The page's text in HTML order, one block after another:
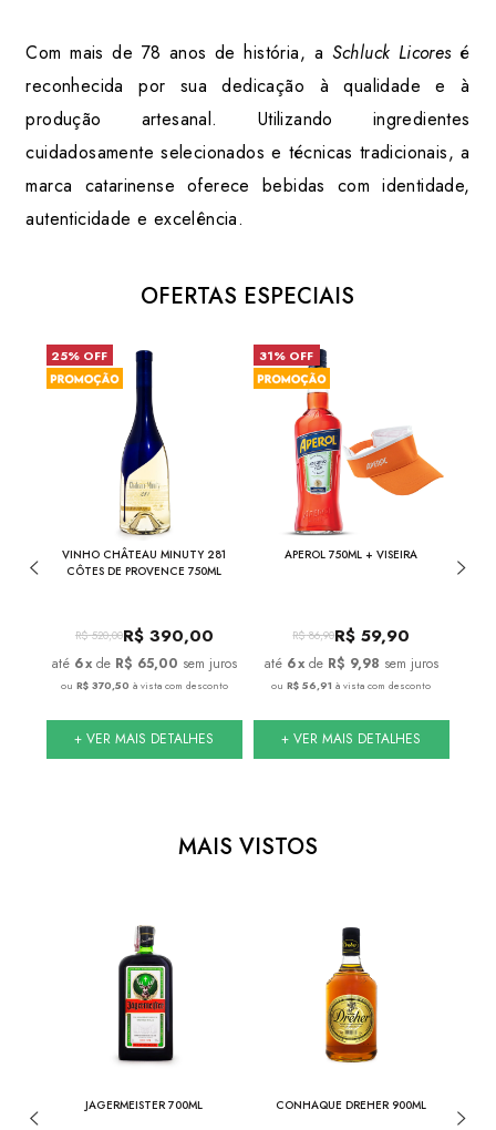
Com mais de 78 anos de história, a Schluck Licoresé
reconhecida por sua dedicação à qualidade e à
produção artesanal. Utilizando ingredientes
cuidadosamente selecionados e técnicas tradicionais, a
marca catarinense oferece bebidas com identidade,
autenticidade e excelência.
OFERTAS ESPECIAIS
25% OFF
VINHO CHÂTEAU MINUTY 281
CÔTES DE PROVENCE 750ML
R$ 520,00R$ 390,00
6x de R$ 65,00 sem juros
ou R$ 370,50 à vista com desconto
+ VER MAIS DETALHES
31% OFF
APEROL 750ML + VISEIRA
R$ 86,90R$ 59,90
6x de R$ 9,98 sem juros
ouR$ 56,91 à vista com desconto
+ VER MAIS DETALHES
MAIS VISTOS
JAGERMEISTER 700ML CONHAQUE DREHER 900ML